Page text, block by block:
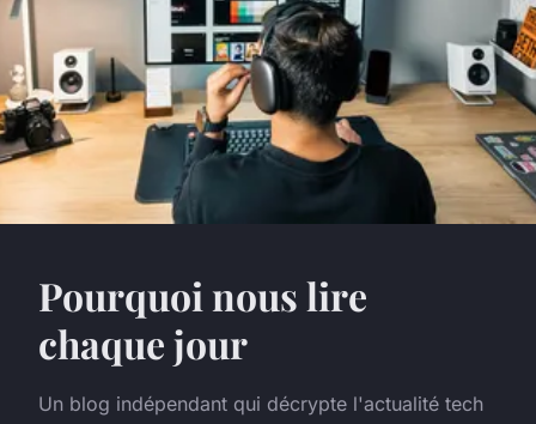
Pourquoi nous lire
chaque jour
Un blog indépendant qui décrypte l'actualité tech